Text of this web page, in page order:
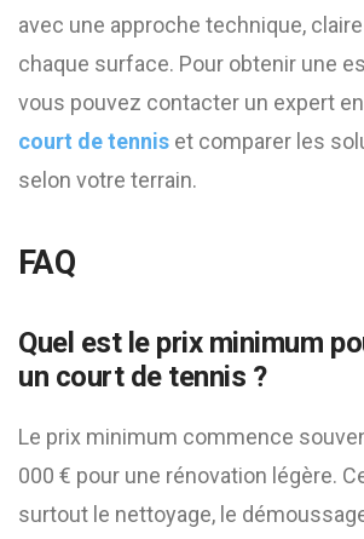
avec une approche technique,
chaque surface. Pour obtenir une
vous pouvez contacter un expert en
court de tennis et comparer les
selon votre terrain.
FAQ
Quel est le prix minimum
un court de tennis ?
Le prix minimum commence
000 € pour une rénovation légère.
surtout le nettoyage, le